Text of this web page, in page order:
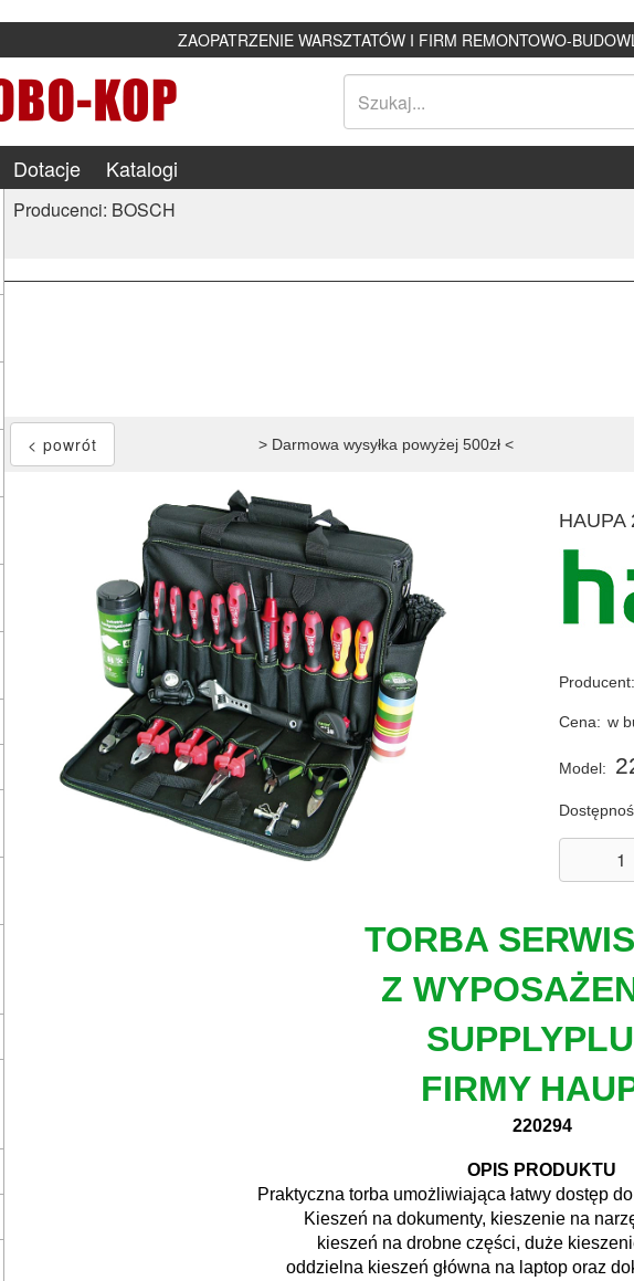
ZAOPATRZENIE WARSZTATÓW I FIRM REMONTOWO-
Dotacje Katalogi
Producenci: BOSCH
> Darmowa wysyłka powyżej 500zł <
HAUPA
Producent:
Cena: w
Model:
TORBA
Z
FIRMY
220294
OPIS PRODUKTU
Praktyczna torba umożliwiająca łatwy dostęp
Kieszeń na dokumenty, kieszenie na
kieszeń na drobne części, duże
oddzielna kieszeń główna na laptop oraz